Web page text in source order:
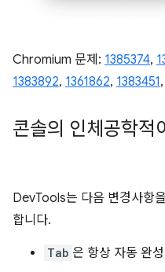
Chromium 문제: 1385374,
1383892, 1361862, 1383451,
콘솔의 인체공학적
DevTools는 다음 변경사항
합니다.
Tab 은 항상 자동 완